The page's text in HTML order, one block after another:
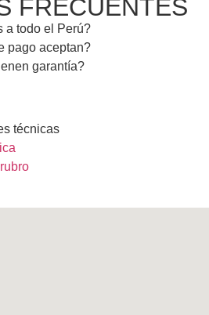
FRECUENTES
a todo el Perú?
pago aceptan?
garantía?
técnicas